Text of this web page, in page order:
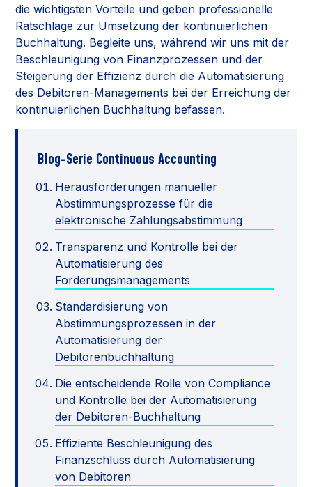
die wichtigsten Vorteile und geben professionelle
Ratschläge zur Umsetzung der kontinuierlichen
Buchhaltung. Begleite uns, während wir uns mit der
Beschleunigung von Finanzprozessen und der
Steigerung der Effizienz durch die Automatisierung
des Debitoren-Managements bei der Erreichung der
kontinuierlichen Buchhaltung befassen.
Blog-Serie Continuous Accounting
Herausforderungen manueller
Abstimmungsprozesse für die
elektronische Zahlungsabstimmung
Transparenz und Kontrolle bei der
Automatisierung des
Forderungsmanagements
Standardisierung von
Abstimmungsprozessen in der
Automatisierung der
Debitorenbuchhaltung
Die entscheidende Rolle von Compliance
und Kontrolle bei der Automatisierung
der Debitoren-Buchhaltung
Effiziente Beschleunigung des
Finanzschluss durch Automatisierung
von Debitoren